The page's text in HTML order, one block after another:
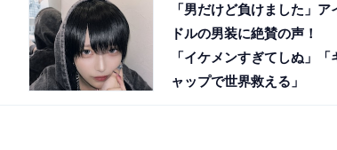
「男だけど負けました」ア
ドルの男装に絶賛の声！
「イケメンすぎてしぬ」「
ャップで世界救える」